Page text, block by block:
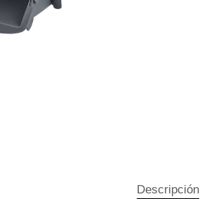
Descripción